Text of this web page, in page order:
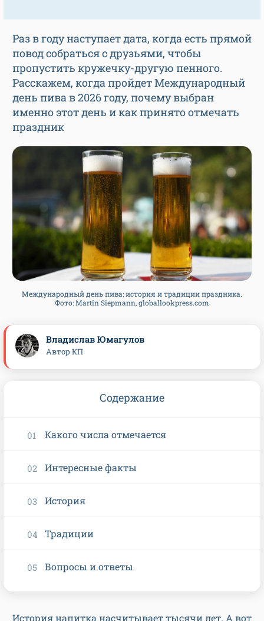
Раз в году наступает дата, когда есть прямой
повод собраться с друзьями, чтобы
пропустить кружечку-другую пенного.
Расскажем, когда пройдет Международный
день пива в 2026 году, почему выбран
именно этот день и как принято отмечать
праздник
Международный день пива: история и традиции праздника.
Фото: Martin Siepmann, globallookpress.com
История напитка насчитывает тысячи лет. А вот
Владислав Юмагулов
Автор КП
Содержание
Какого числа отмечается
Интересные факты
История
Традиции
Вопросы и ответы